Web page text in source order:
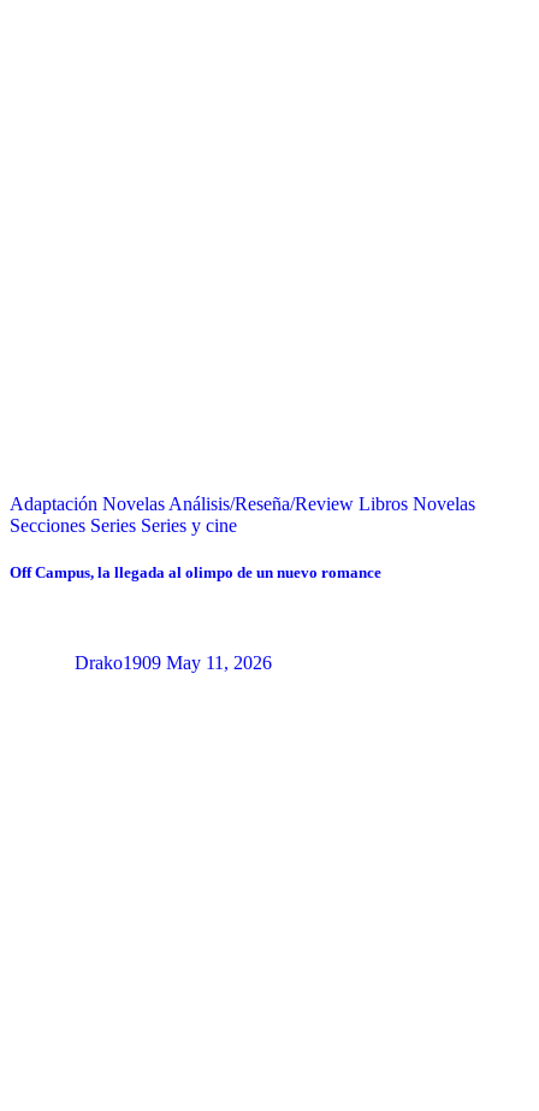
Adaptación Novelas Análisis/Reseña/Review Libros Novelas
Secciones Series Series y cine
Off Campus, la llegada al olimpo de un nuevo romance
Drako1909 May 11, 2026